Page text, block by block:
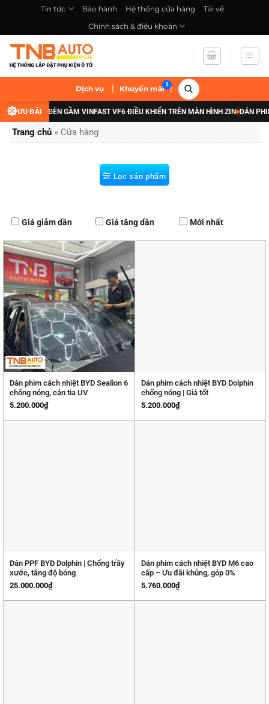
nội
dung
Tin tức Bảo hành Hệ thống cửa hàng
Tải về
Chính sách & điều khoản
Dịch vụ | Khuyến mãi |
ƯU ĐÃI
CẤP ĐÈN GẦM VINFAST VF6 ĐIỀU KHIỂN TRÊN MÀN HÌNH ZIN DÁN PHIM
Trang chủ » Cửa hàng
Lọc sản phẩm
Giá giảm dần Giá tăng dần Mới nhất
Dán phim cách nhiệt BYD Sealion 6
chống nóng, cản tia UV
5.200.000₫
Dán phim cách nhiệt BYD Dolphin
chống nóng | Giá tốt
5.200.000₫
Dán PPF BYD Dolphin | Chống trầy
xước, tăng độ bóng
25.000.000₫
Dán phim cách nhiệt BYD M6 cao
cấp – Ưu đãi khủng, góp 0%
5.760.000₫